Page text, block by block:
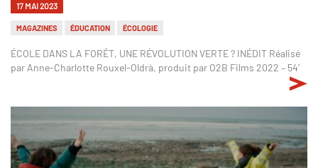
17 MAI 2023
MAGAZINES ÉDUCATION ÉCOLOGIE
ÉCOLE DANS LA FORÊT, UNE RÉVOLUTION VERTE ? INÉDIT Réalisé
par Anne-Charlotte Rouxel-Oldrà, produit par O2B Films 2022 – 54’